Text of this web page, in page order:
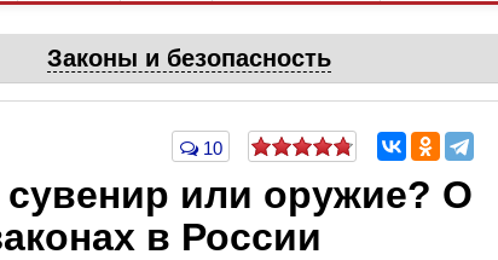
Законы и безопасность
10
или оружие? О
в России